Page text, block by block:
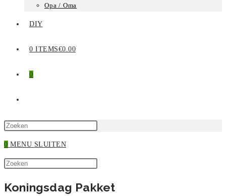
Opa / Oma
DIY
0 ITEMS€0.00
0
ZOEKEN
zoekpaneel
0 MENU SLUITEN
Zoek
deze
Escape
Koningsdag Pakket